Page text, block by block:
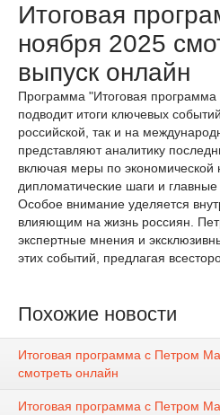
Итоговая
ноября 2025
выпуск онлайн
Программа "Итоговая
подводит итоги ключевых
российской, так и на
представляют аналитику
включая меры по экономической
дипломатические шаги и
Особое внимание уделяется
влияющим на жизнь россиян.
экспертные мнения и
этих событий, предлагая
Похожие новости
Итоговая программа с Петром
смотреть онлайн
Итоговая программа с Петром